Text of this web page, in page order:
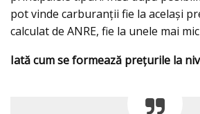
pot vinde carburanţii fie la acelaşi
calculat de ANRE, fie la unele mai
Iată cum se formează preţurile la